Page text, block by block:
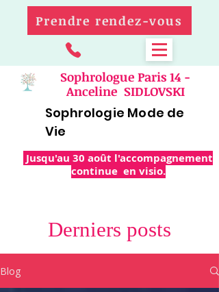
Prendre rendez-vous
Sophrologue Paris 14 -
Anceline SIDLOVSKI
Jusqu'au 30 août l'accompagnement
continue en visio.
Sophrologie Mode de
Vie
Derniers posts
Blog